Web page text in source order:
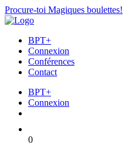
Procure-toi Magiques boulettes!
BPT+
Connexion
Conférences
Contact
BPT+
Connexion
0